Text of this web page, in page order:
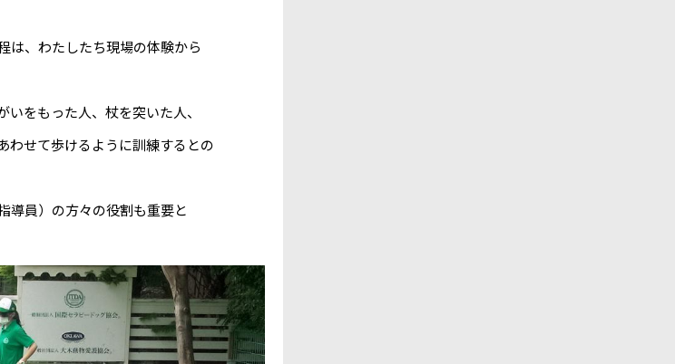
は、わたしたち現場の体験から
をもった人、杖を突いた人、
わせて歩けるように訓練するとの
導員）の方々の役割も重要と